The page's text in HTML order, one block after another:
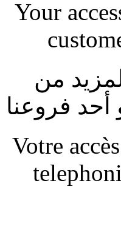
Your
من
أحد فروعنا
Votre